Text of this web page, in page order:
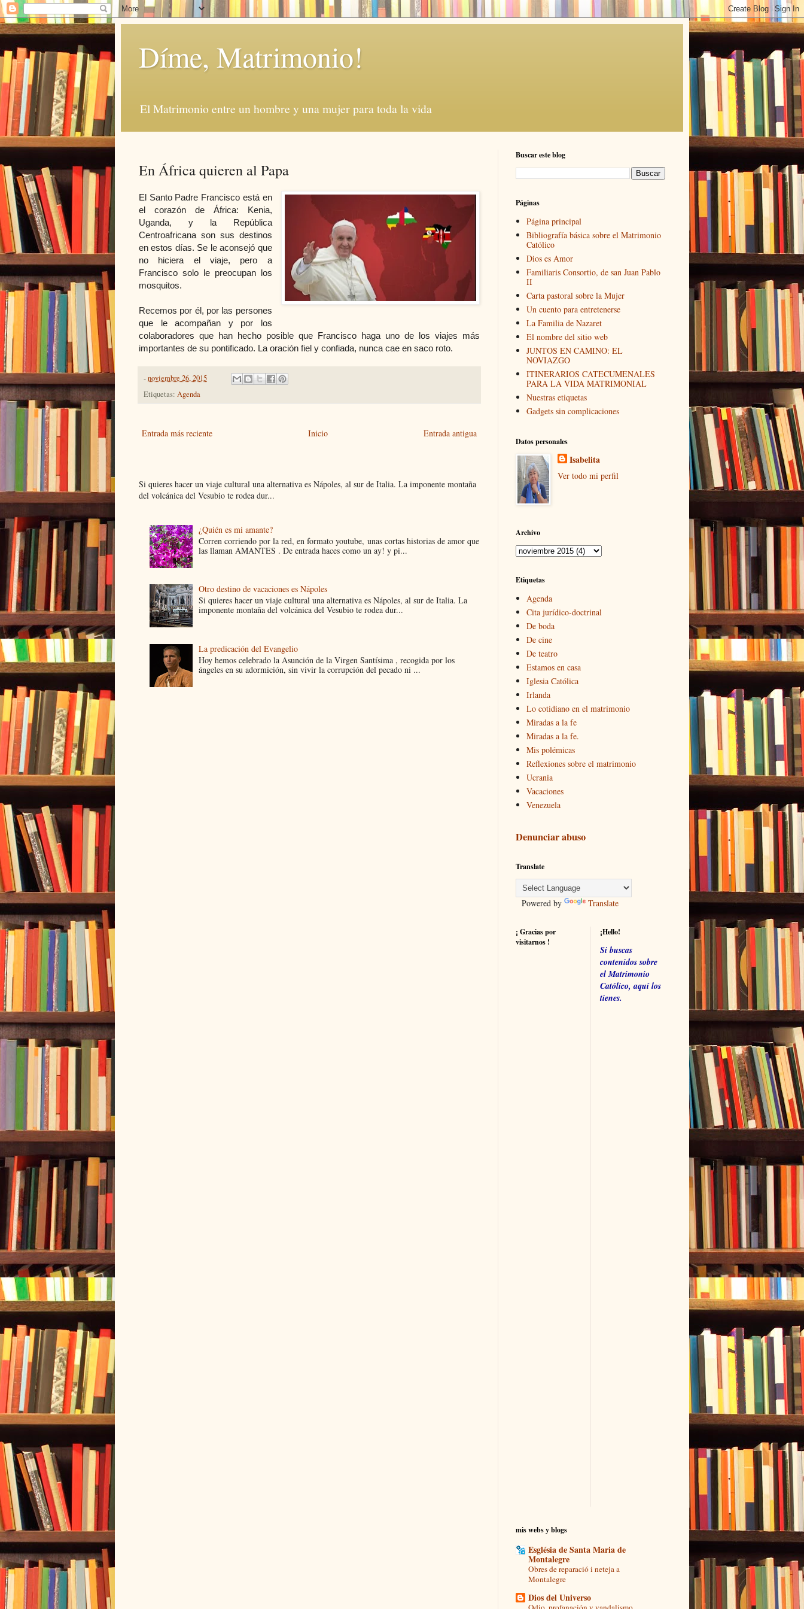
Díme, Matrimonio!
El Matrimonio entre un hombre y una mujer para toda la vida
En África quieren al Papa
El Santo Padre Francisco está en
el corazón de África: Kenia,
Uganda, y la República
Centroafricana son sus destinos
en estos días. Se le aconsejó que
no hiciera el viaje, pero a
Francisco solo le preocupan los
mosquitos.
Recemos por él, por las persones
que le acompañan y por los
colaboradores que han hecho posible que Francisco haga uno de los viajes más
importantes de su pontificado. La oración fiel y confiada, nunca cae en saco roto.
-noviembre 26, 2015
Etiquetas: Agenda
Entrada más reciente Entrada antigua
Inicio
Si quieres hacer un viaje cultural una alternativa es Nápoles, al sur de Italia. La imponente montaña
del volcánica del Vesubio te rodea dur...
¿Quién es mi amante?
Corren corriendo por la red, en formato youtube, unas cortas historias de amor que
las llaman AMANTES . De entrada haces como un ay! y pi...
Otro destino de vacaciones es Nápoles
Si quieres hacer un viaje cultural una alternativa es Nápoles, al sur de Italia. La
imponente montaña del volcánica del Vesubio te rodea dur...
La predicación del Evangelio
Hoy hemos celebrado la Asunción de la Virgen Santísima , recogida por los
ángeles en su adormición, sin vivir la corrupción del pecado ni ...
Buscar este blog
Páginas
Página principal
Bibliografía básica sobre el Matrimonio
Católico
Dios es Amor
Familiaris Consortio, de san Juan Pablo
II
Carta pastoral sobre la Mujer
Un cuento para entretenerse
La Familia de Nazaret
El nombre del sitio web
JUNTOS EN CAMINO: EL
NOVIAZGO
ITINERARIOS CATECUMENALES
PARA LA VIDA MATRIMONIAL
Nuestras etiquetas
Gadgets sin complicaciones
Datos personales
Isabelita
Ver todo mi perfil
Archivo
Etiquetas
Agenda
Cita jurídico-doctrinal
De boda
De cine
De teatro
Estamos en casa
Iglesia Católica
Irlanda
Lo cotidiano en el matrimonio
Miradas a la fe
Miradas a la fe.
Mis polémicas
Reflexiones sobre el matrimonio
Ucrania
Vacaciones
Venezuela
Denunciar abuso
Translate
Powered by Translate
¡ Gracias por
visitarnos !
¡Hello!
Si buscas
contenidos sobre
el Matrimonio
Católico, aquí los
tienes.
mis webs y blogs
Església de Santa Maria de
Montalegre
Obres de reparació i neteja a
Montalegre
Dios del Universo